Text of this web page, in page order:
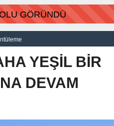
GÖRÜNDÜ
YEŞİL BİR
DEVAM